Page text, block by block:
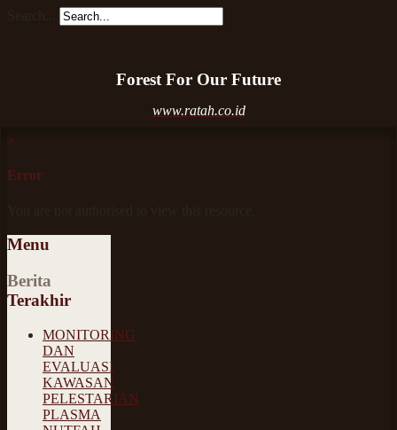
Forest For Our Future
www.ratah.co.id
×
Error
Menu
Berita
Terakhir
MONITORING
DAN
EVALUASI
KAWASAN
PELESTARIAN
PLASMA